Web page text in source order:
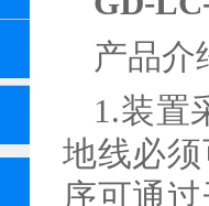
产品介
1.装置
地线必
序可通